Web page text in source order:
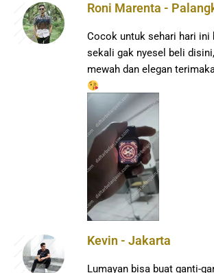
Roni Marenta -
Cocok untuk sehari hari ini
sekali gak nyesel beli
mewah dan elegan
Kevin - Jakarta
Lumayan bisa buat ganti-